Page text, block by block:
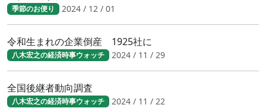
季節のお便り 2024 / 12 / 01
令和生まれの企業倒産 1925社に
八木宏之の経済時事ウォッチ 2024 / 11 / 29
全国後継者動向調査
八木宏之の経済時事ウォッチ 2024 / 11 / 22